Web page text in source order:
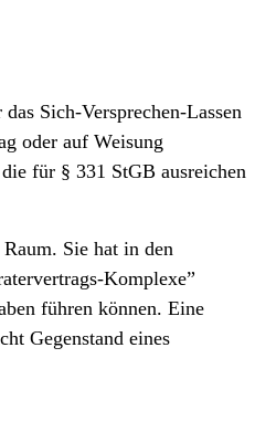
Sich-Versprechen-Lassen
oder auf Weisung
für § 331 StGB ausreichen
Sie hat in den
Komplexe”
führen können. Eine
Gegenstand eines